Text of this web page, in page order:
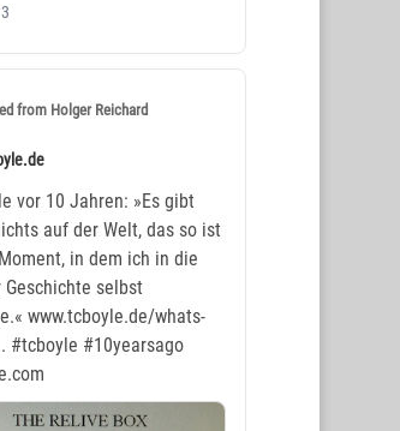
from Holger Reichard
vor 10 Jahren: »Es gibt
auf der Welt, das so ist
in dem ich in die
Geschichte selbst
www.tcboyle.de/whats-
#tcboyle #10yearsago